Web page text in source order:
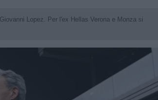
Lopez. Per l'ex Hellas Verona e Monza si